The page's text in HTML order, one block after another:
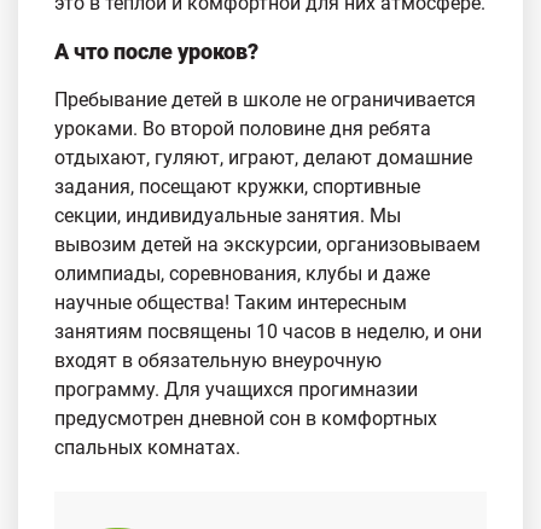
А что после уроков?
Пребывание детей в школе не ограничивается
уроками. Во второй половине дня ребята
отдыхают, гуляют, играют, делают домашние
задания, посещают кружки, спортивные
секции, индивидуальные занятия. Мы
вывозим детей на экскурсии, организовываем
олимпиады, соревнования, клубы и даже
научные общества! Таким интересным
занятиям посвящены 10 часов в неделю, и они
входят в обязательную внеурочную
программу. Для учащихся прогимназии
предусмотрен дневной сон в комфортных
спальных комнатах.